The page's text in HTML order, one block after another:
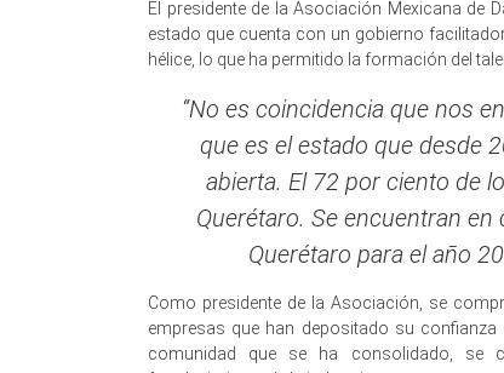
El presidente de la Asociación Mexicana de
estado que cuenta con un gobierno
hélice, lo que ha permitido la formación del
“No es coincidencia que nos
que es el estado que desde
abierta. El 72 por ciento de
Querétaro. Se encuentran
Querétaro para el año
Como presidente de la Asociación, se
empresas que han depositado su confianza
comunidad que se ha consolidado, se